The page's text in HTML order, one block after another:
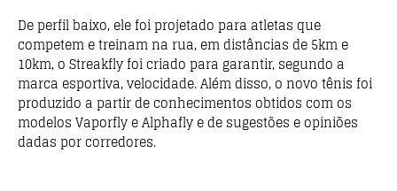
De perfil baixo, ele foi projetado para atletas que
competem e treinam na rua, em distâncias de 5km e
10km, o Streakfly foi criado para garantir, segundo a
marca esportiva, velocidade. Além disso, o novo tênis foi
produzido a partir de conhecimentos obtidos com os
modelos Vaporfly e Alphafly e de sugestões e opiniões
dadas por corredores.